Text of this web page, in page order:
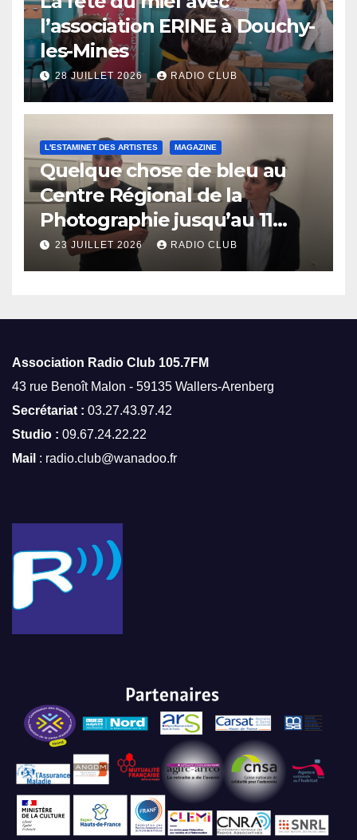
l’association ERINE à Douchy-
les-Mines
28 JUILLET 2026 RADIO CLUB
L'ESTAMINET DES ARTISTES MAGAZINE
Quelque chose de bleu au
Centre Régional de la
Photographie jusqu’au 11
octobre
23 JUILLET 2026 RADIO CLUB
Association Radio Club 105.7FM
43 rue Benoît Malon - 59135 Wallers-Arenberg
Secrétariat : 03.27.43.97.42
Studio : 09.67.24.22.22
Mail : radio.club@wanadoo.fr